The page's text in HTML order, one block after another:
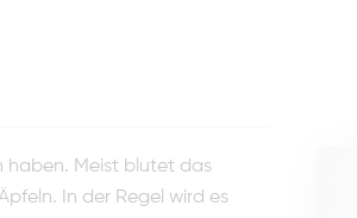
haben. Meist blutet das
In der Regel wird es